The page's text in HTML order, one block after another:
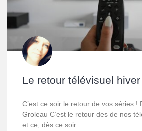
Le retour télévisuel
C’est ce soir le retour de vos séries !
Groleau C’est le retour des de nos
et ce, dès ce soir